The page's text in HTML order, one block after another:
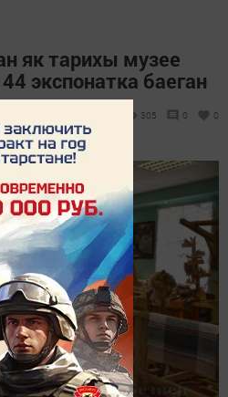
як тарихы музее
экспонатка баеган
305 0 0